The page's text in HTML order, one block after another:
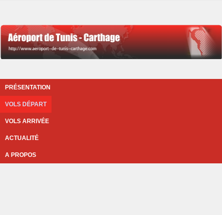
PRÉSENTATION
VOLS DÉPART
VOLS ARRIVÉE
ACTUALITÉ
A PROPOS